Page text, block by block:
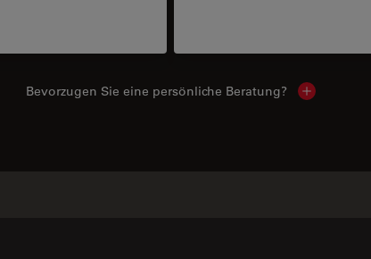
Bevorzugen Sie eine persönliche Beratung? Show local